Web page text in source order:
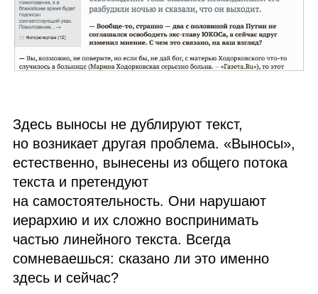
Здесь выносы не дублируют текст,
но возникает другая проблема. «Выносы»,
естественно, вынесены из общего потока
текста и претендуют
на самостоятельность. Они нарушают
иерархию и их сложно воспринимать
частью линейного текста. Всегда
сомневаешься: сказано ли это именно
здесь и сейчас?